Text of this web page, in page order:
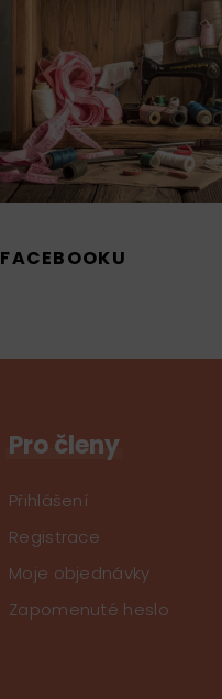
FACEBOOKU
Pro členy
Přihlášení
Registrace
Moje objednávky
Zapomenuté heslo